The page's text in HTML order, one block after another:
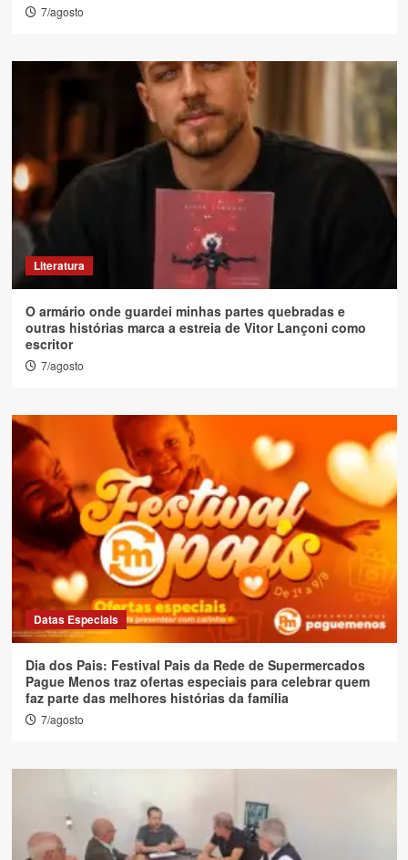
7/agosto
Literatura
O armário onde guardei minhas partes quebradas e
outras histórias marca a estreia de Vitor Lançoni como
escritor
7/agosto
Datas Especiais
Dia dos Pais: Festival Pais da Rede de Supermercados
Pague Menos traz ofertas especiais para celebrar quem
faz parte das melhores histórias da família
7/agosto